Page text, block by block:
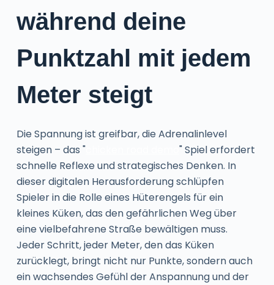
während deine
Punktzahl mit jedem
Meter steigt
Die Spannung ist greifbar, die Adrenalinlevel
steigen – das "chicken road demo " Spiel erfordert
schnelle Reflexe und strategisches Denken. In
dieser digitalen Herausforderung schlüpfen
Spieler in die Rolle eines Hüterengels für ein
kleines Küken, das den gefährlichen Weg über
eine vielbefahrene Straße bewältigen muss.
Jeder Schritt, jeder Meter, den das Küken
zurücklegt, bringt nicht nur Punkte, sondern auch
ein wachsendes Gefühl der Anspannung und der